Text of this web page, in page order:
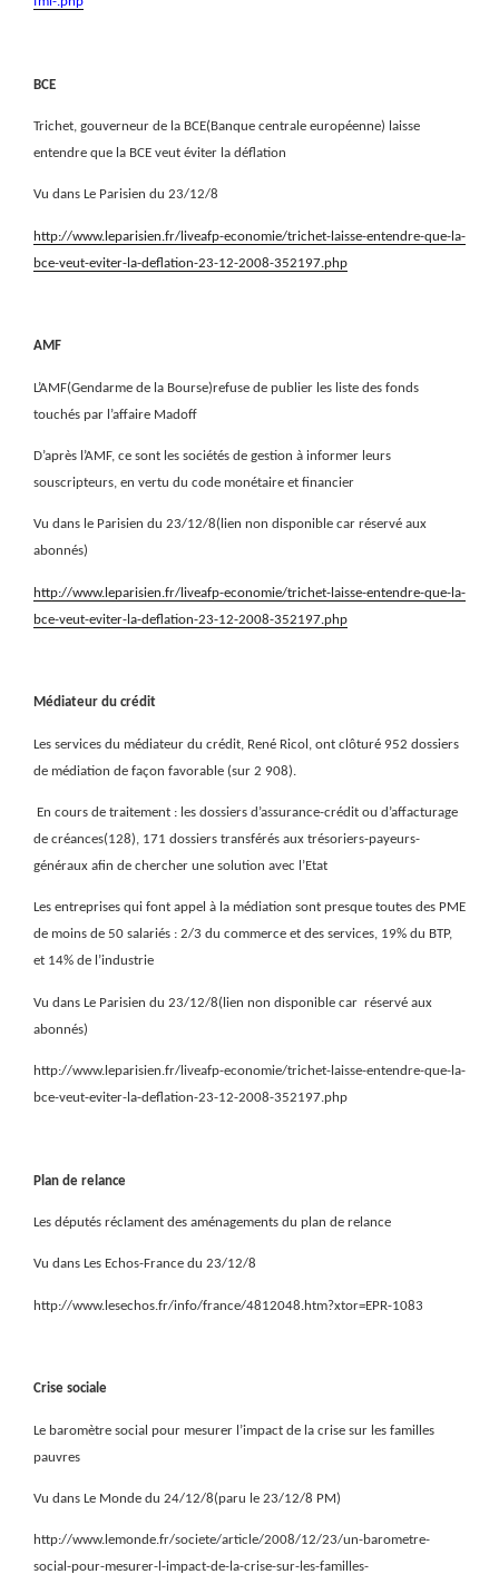
BCE
Trichet, gouverneur de la BCE(Banque centrale européenne) laisse
entendre que la BCE veut éviter la déflation
Vu dans Le Parisien du 23/12/8
http://www.leparisien.fr/liveafp-economie/trichet-laisse-entendre-que-la-
bce-veut-eviter-la-deflation-23-12-2008-352197.php
AMF
L’AMF(Gendarme de la Bourse)refuse de publier les liste des fonds
touchés par l’affaire Madoff
D’après l’AMF, ce sont les sociétés de gestion à informer leurs
souscripteurs, en vertu du code monétaire et financier
Vu dans le Parisien du 23/12/8(lien non disponible car réservé aux
abonnés)
http://www.leparisien.fr/liveafp-economie/trichet-laisse-entendre-que-la-
bce-veut-eviter-la-deflation-23-12-2008-352197.php
Médiateur du crédit
Les services du médiateur du crédit, René Ricol, ont clôturé 952 dossiers
de médiation de façon favorable (sur 2 908).
En cours de traitement : les dossiers d’assurance-crédit ou d’affacturage
de créances(128), 171 dossiers transférés aux trésoriers-payeurs-
généraux afin de chercher une solution avec l’Etat
Les entreprises qui font appel à la médiation sont presque toutes des PME
de moins de 50 salariés : 2/3 du commerce et des services, 19% du BTP,
et 14% de l’industrie
Vu dans Le Parisien du 23/12/8(lien non disponible car réservé aux
abonnés)
http://www.leparisien.fr/liveafp-economie/trichet-laisse-entendre-que-la-
bce-veut-eviter-la-deflation-23-12-2008-352197.php
Plan de relance
Les députés réclament des aménagements du plan de relance
Vu dans Les Echos-France du 23/12/8
http://www.lesechos.fr/info/france/4812048.htm?xtor=EPR-1083
Crise sociale
Le baromètre social pour mesurer l’impact de la crise sur les familles
pauvres
Vu dans Le Monde du 24/12/8(paru le 23/12/8 PM)
http://www.lemonde.fr/societe/article/2008/12/23/un-barometre-
social-pour-mesurer-l-impact-de-la-crise-sur-les-familles-